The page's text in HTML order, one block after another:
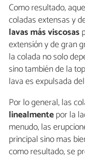
Como resultado,
coladas extensas y
lavas más viscosas
extensión y de gran
la colada no solo
sino también de la
lava es expulsada
Por lo general, las
linealmentepor la
menudo, las
principal sino mas
como resultado, se